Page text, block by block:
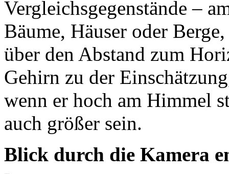
Vergleichsgegenstände –
Bäume, Häuser oder
über den Abstand zum
Gehirn zu der
wenn er hoch am Himmel
auch größer sein.
Blick durch die Kamera